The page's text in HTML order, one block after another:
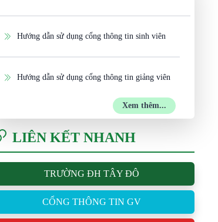
Hướng dẫn sử dụng cổng thông tin sinh viên
Hướng dẫn sử dụng cổng thông tin giảng viên
Xem thêm...
LIÊN KẾT NHANH
TRƯỜNG ĐH TÂY ĐÔ
CỔNG THÔNG TIN GV